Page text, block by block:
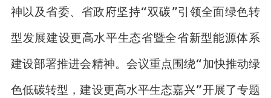
神以及省委、省政府坚持“双碳”引领全面绿色转
型发展建设更高水平生态省暨全省新型能源体系
建设部署推进会精神。会议重点围绕“加快推动绿
色低碳转型，建设更高水平生态嘉兴”开展了专题